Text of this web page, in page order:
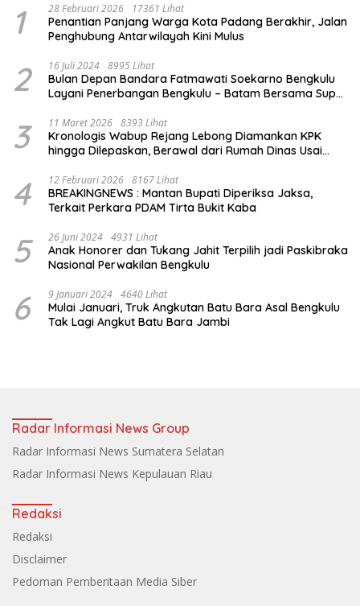
1 28 Februari 2026 17361 Lihat
Penantian Panjang Warga Kota Padang Berakhir, Jalan
Penghubung Antarwilayah Kini Mulus
2 16 Juli 2024 8995 Lihat
Bulan Depan Bandara Fatmawati Soekarno Bengkulu
Layani Penerbangan Bengkulu – Batam Bersama Super
3 11 Maret 2026 8393 Lihat
Kronologis Wabup Rejang Lebong Diamankan KPK
hingga Dilepaskan, Berawal dari Rumah Dinas Usai
4 12 Februari 2026 8167 Lihat
BREAKINGNEWS : Mantan Bupati Diperiksa Jaksa,
Terkait Perkara PDAM Tirta Bukit Kaba
5 26 Juni 2024 4931 Lihat
Anak Honorer dan Tukang Jahit Terpilih jadi Paskibraka
Nasional Perwakilan Bengkulu
6 9 Januari 2024 4640 Lihat
Mulai Januari, Truk Angkutan Batu Bara Asal Bengkulu
Tak Lagi Angkut Batu Bara Jambi
Radar Informasi News Group
Radar Informasi News Sumatera Selatan
Radar Informasi News Kepulauan Riau
Redaksi
Redaksi
Disclaimer
Pedoman Pemberitaan Media Siber